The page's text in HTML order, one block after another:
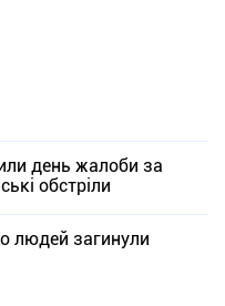
день жалоби за
обстріли
людей загинули